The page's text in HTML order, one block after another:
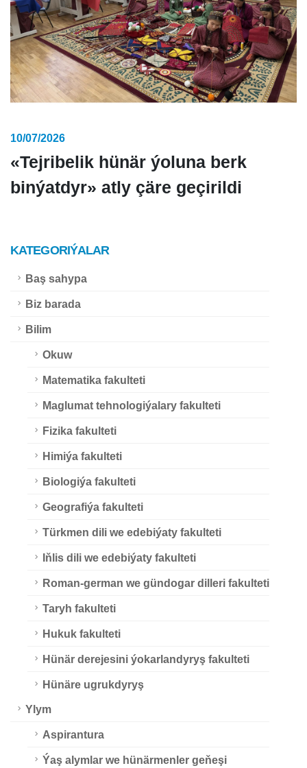
10/07/2026
«Tejribelik hünär ýoluna berk
binýatdyr» atly çäre geçirildi
KATEGORIÝALAR
Baş sahypa
Biz barada
Bilim
Okuw
Matematika fakulteti
Maglumat tehnologiýalary fakulteti
Fizika fakulteti
Himiýa fakulteti
Biologiýa fakulteti
Geografiýa fakulteti
Türkmen dili we edebiýaty fakulteti
Iňlis dili we edebiýaty fakulteti
Roman-german we gündogar dilleri fakulteti
Taryh fakulteti
Hukuk fakulteti
Hünär derejesini ýokarlandyryş fakulteti
Hünäre ugrukdyryş
Ylym
Aspirantura
Ýaş alymlar we hünärmenler geňeşi